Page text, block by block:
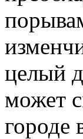
целый
может
городе